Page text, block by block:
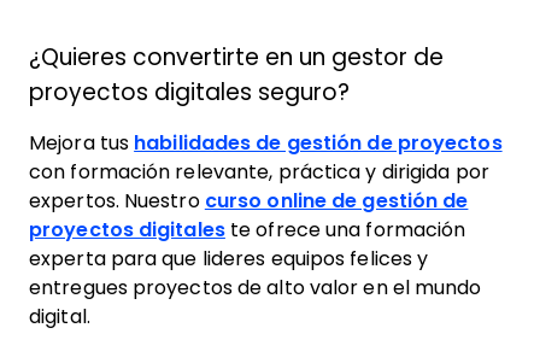
¿Quieres convertirte en un gestor de
proyectos digitales seguro?
Mejora tus habilidades de gestión de proyectos
con formación relevante, práctica y dirigida por
expertos. Nuestro curso online de gestión de
proyectos digitaleste ofrece una formación
experta para que lideres equipos felices y
entregues proyectos de alto valor en el mundo
digital.